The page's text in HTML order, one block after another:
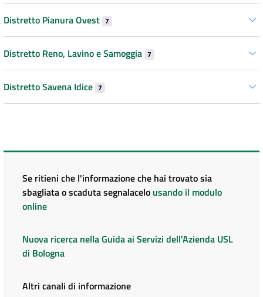
Distretto Pianura Ovest 7
Distretto Reno, Lavino e Samoggia 7
Distretto Savena Idice 7
Se ritieni che l'informazione che hai trovato sia
sbagliata o scaduta segnalacelo usando il modulo
online
Nuova ricerca nella Guida ai Servizi dell'Azienda USL
di Bologna
Altri canali di informazione